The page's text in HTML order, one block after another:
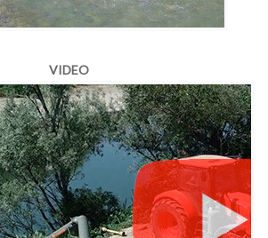
VIDEO